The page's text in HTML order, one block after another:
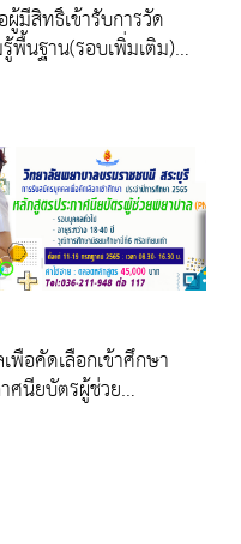
มีสิทธิ์เข้ารับการวัด
พื้นฐาน(รอบเพิ่มเติม)
นียบัตรผู้ช่วยพยาบาลใน
วยพยาบาลเพื่อพัฒนา
ะชุมชน ปีการศึกษา
อคัดเลือกเข้าศึกษา
ศนียบัตรผู้ช่วย